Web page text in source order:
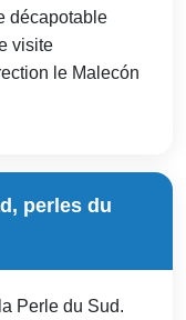
décapotable
visite
le Malecón
perles du
Perle du Sud.